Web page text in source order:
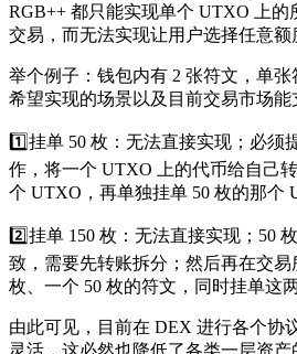
RGB++ 都只能实现单个 UTXO 上
交易，而无法实现让用户选择任意额
举个例子：钱包内有 2 张符文，单张
希望实现的场景以及目前交易市场能
1️⃣挂单 50 枚：无法直接实现；必须
作，将一个 UTXO 上的代币给自己
个 UTXO，再单独挂单 50 枚的那个
2️⃣挂单 150 枚：无法直接实现；50
致，需要先转账拆分；然后再在交易
枚、一个 50 枚的符文，同时挂单这两
由此可见，目前在 DEX 进行各个协